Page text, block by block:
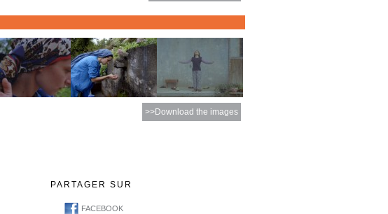
>>Download the images
PARTAGER SUR
FACEBOOK